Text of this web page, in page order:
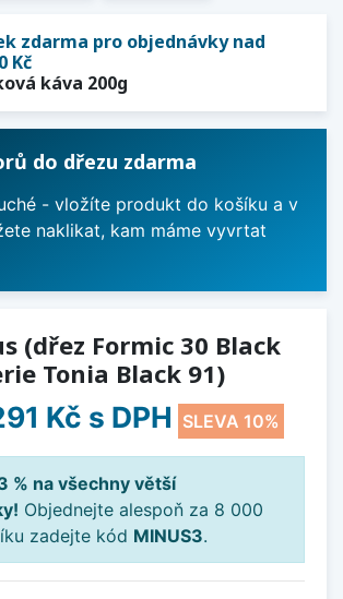
zdarma pro objednávky nad
Kč
káva 200g
do dřezu zdarma
- vložíte produkt do košíku a v
naklikat, kam máme vyvrtat
(dřez Formic 30 Black
Tonia Black 91)
Kč s DPH SLEVA 10%
% na všechny větší
Objednejte alespoň za 8 000
zadejte kód MINUS3.